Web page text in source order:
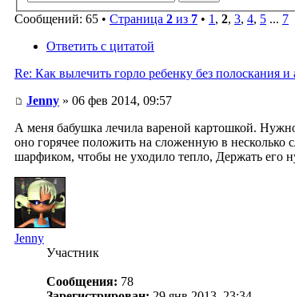
Сообщений: 65 • Страница 2 из 7 • 1 , 2, 3, 4, 5 ... 7
Ответить с цитатой
Re: Как вылечить горло ребенку без полоскания и
Jenny » 06 фев 2014, 09:57
А меня бабушка лечила вареной картошкой.
оно горячее положить на сложенную в
шарфиком, чтобы не уходило тепло, Держать его
Jenny
Участник
Сообщения: 78